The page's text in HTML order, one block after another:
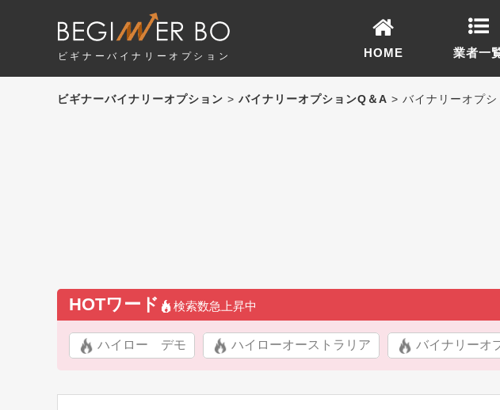
ビギナーバイナリーオプション HOME 業者一
ビギナーバイナリーオプション > バイナリーオプションQ＆A > バイナリーオプ
HOTワード 検索数急上昇中
ハイロー デモ ハイローオーストラリア バイナリー